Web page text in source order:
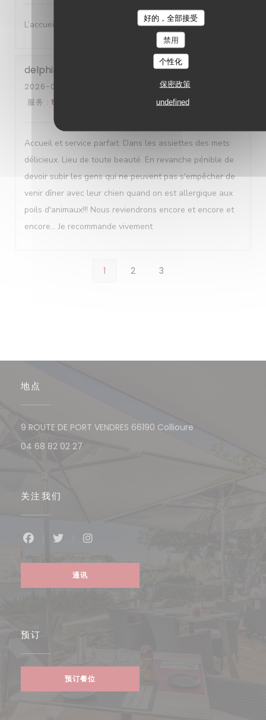
好的，全部接受
禁用
个性化
保密政策
undefined
L’accueil , le cadre , les plats sont délicats et succulents
delphine
2026-08-01
服务 : 5 质价比: 4/5
Accueil et service parfait. Dans les assiettes des mets
délicieux. Lieu de toute beauté. En revanche pénible de
devoir subir les gens qui ne peuvent pas s'empêcher de
venir dîner avec leur chien quand on est allergique aux
poils d'animaux!!! Nous reviendrons encore et encore et
encore... Je recommande vivement
1 2 3
地点
9 ROUTE DE PORT VENDRES 66190 Collioure
04 68 82 02 27
关注我们
Facebook ((在新窗口中打开))
通讯
预订
预订餐位